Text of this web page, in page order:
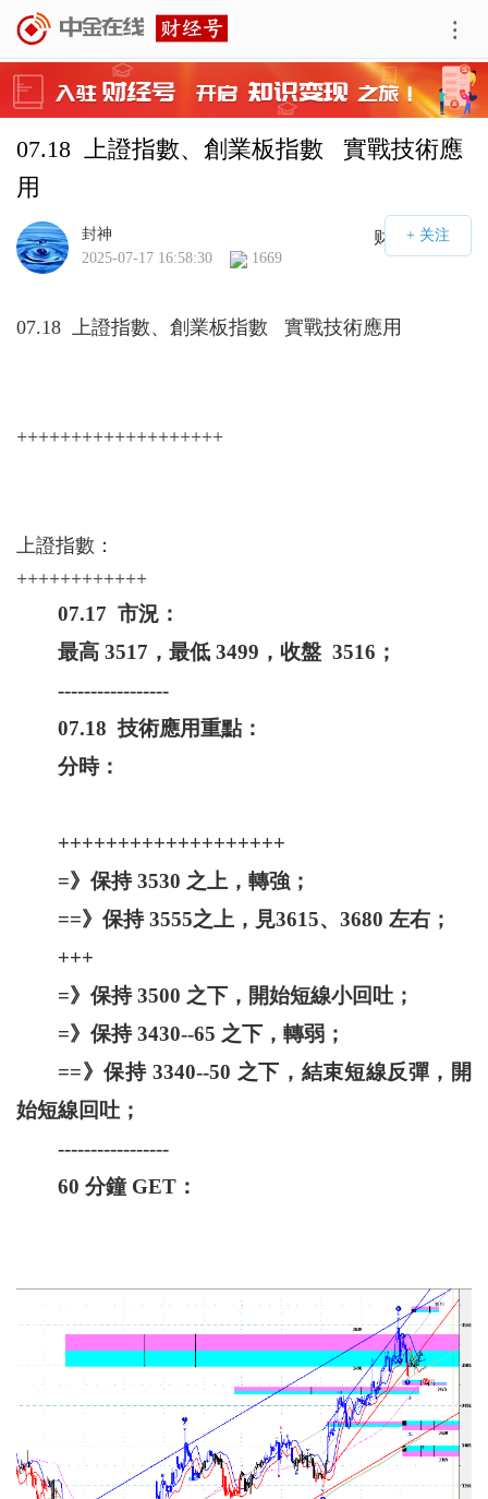
07.18  上證指數、創業板指數   實戰技術應
用
财经号APP
封神
2025-07-17 16:58:30
1669
07.18 上證指數、創業板指數 實戰技術應用
+++++++++++++++++++
上證指數：
++++++++++++
07.17 市況：
最高 3517，最低 3499，收盤 3516；
-----------------
07.18 技術應用重點：
分時：
+++++++++++++++++++
=》保持 3530 之上，轉強；
==》保持 3555之上，見3615、3680 左右；
+++
=》保持 3500 之下，開始短線小回吐；
=》保持 3430--65 之下，轉弱；
==》保持 3340--50 之下，結束短線反彈，開
始短線回吐；
-----------------
60 分鐘 GET：